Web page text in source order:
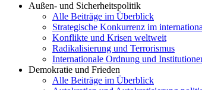
Außen- und Sicherheitspolitik
Alle Beiträge im Überblick
Strategische Konkurrenz im
Konflikte und Krisen weltweit
Radikalisierung und Terrorismus
Internationale Ordnung und
Demokratie und Frieden
Alle Beiträge im Überblick